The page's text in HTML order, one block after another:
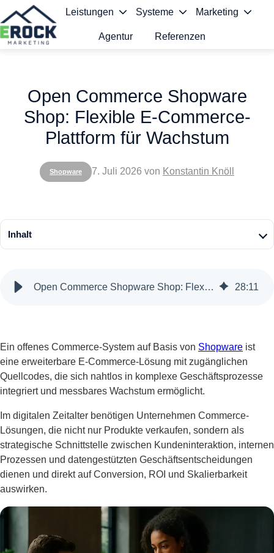
Leistungen Systeme Marketing
Agentur Referenzen
Shopware
Open Commerce Shopware
Shop: Flexible E-Commerce-
Plattform für Wachstum
7. Juli 2026 von Konstantin Knöll
Inhalt
Open Commerce Shopware Shop: Flexible E-Commerce-Plattform für Wachstum 28:11
Ein offenes Commerce-System auf Basis von Shopware ist
eine erweiterbare E-Commerce-Lösung mit zugänglichen
Quellcodes, die sich nahtlos in komplexe Geschäftsprozesse
integriert und messbares Wachstum ermöglicht.
Im digitalen Zeitalter benötigen Unternehmen Commerce-
Lösungen, die nicht nur Produkte verkaufen, sondern als
strategische Schnittstelle zwischen Kundeninteraktion, internen
Prozessen und datengestützten Geschäftsentscheidungen
dienen und direkt auf Conversion, ROI und Skalierbarkeit
auswirken.